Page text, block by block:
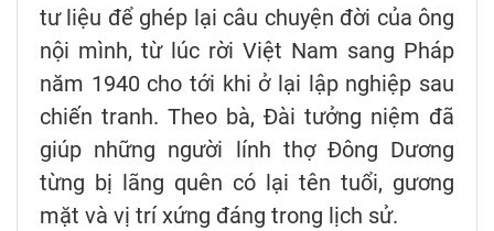
tư liệu để ghép lại câu chuyện đời của ông
nội mình, từ lúc rời Việt Nam sang Pháp
năm 1940 cho tới khi ở lại lập nghiệp sau
chiến tranh. Theo bà, Đài tưởng niệm đã
giúp những người lính thợ Đông Dương
từng bị lãng quên có lại tên tuổi, gương
mặt và vị trí xứng đáng trong lịch sử.